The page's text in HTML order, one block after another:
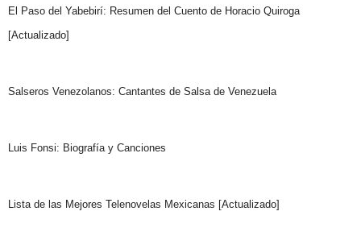
El Paso del Yabebirí: Resumen del Cuento de Horacio Quiroga
[Actualizado]
Salseros Venezolanos: Cantantes de Salsa de Venezuela
Luis Fonsi: Biografía y Canciones
Lista de las Mejores Telenovelas Mexicanas [Actualizado]